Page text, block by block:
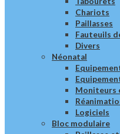
Chariots
Paillasses
Fauteuils
Divers
Néonatal
Moniteurs
Logiciels
Bloc modulaire